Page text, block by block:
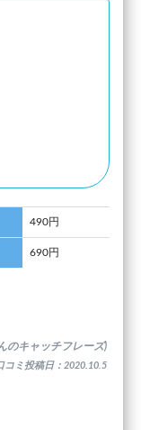
490円
690円
のキャッチフレーズ)
コミ投稿日：2020.10.5